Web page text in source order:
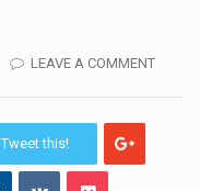
අගෝස්තු මස දෙවන ඉරිදා ලිට් රූම් සූම් සංවාදය පැවැත්වෙන්නේ "කතා කරන මහ වැව" නම් නකතාවක්…
LEAVE A COMMENT
Tweet this!